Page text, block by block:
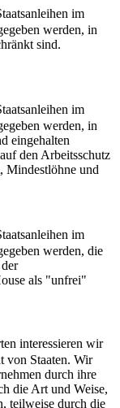
im
werden, in
sind.
im
werden, in
eingehalten
den Arbeitsschutz
Mindestlöhne und
im
werden, die
als "unfrei"
interessieren wir
von Staaten. Wir
durch ihre
die Art und Weise,
teilweise durch die